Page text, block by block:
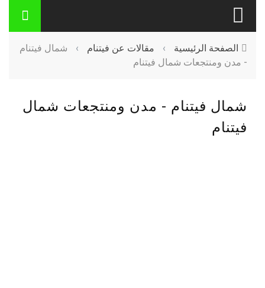
الصفحة الرئيسية › مقالات عن فيتنام ›
شمال فيتنام
- مدن ومنتجعات شمال فيتنام
شمال فيتنام - مدن ومنتجعات شمال
فيتنام